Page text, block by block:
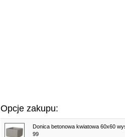
Opcje zakupu:
Donica betonowa kwiatowa 60x60
99